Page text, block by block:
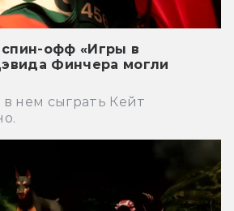
офф «Игры в
Финчера могли
нем сыграть Кейт